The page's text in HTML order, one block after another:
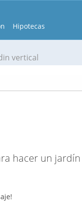
Hipotecas
vertical
hacer un